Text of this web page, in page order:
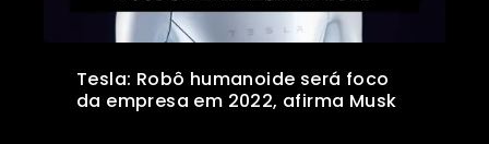
Tesla: Robô humanoide será foco
da empresa em 2022, afirma Musk